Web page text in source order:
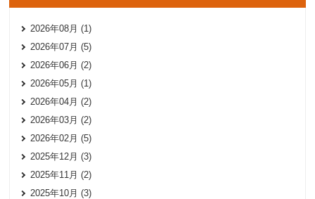
2026年08月 (1)
2026年07月 (5)
2026年06月 (2)
2026年05月 (1)
2026年04月 (2)
2026年03月 (2)
2026年02月 (5)
2025年12月 (3)
2025年11月 (2)
2025年10月 (3)